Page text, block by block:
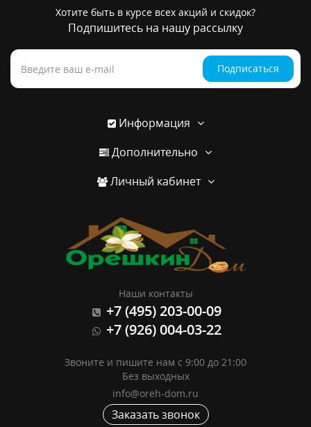
Хотите быть в курсе всех акций и скидок?
Подпишитесь на нашу рассылку
Подписаться
Информация
Дополнительно
Личный кабинет
Наши контакты
+7 (495) 203-00-09
+7 (926) 004-03-22
Звоните и пишите нам с 9:00 до 21:00
Без выходных
info@oreh-dom.ru
Заказать звонок